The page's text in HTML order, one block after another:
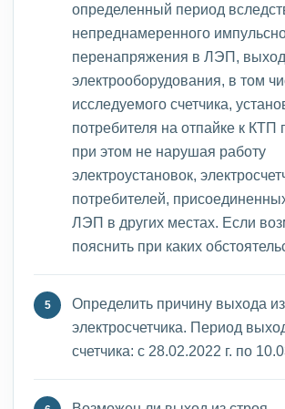
определенный период
непреднамеренного
перенапряжения в ЛЭП, выход
электрооборудования, в том
исследуемого счетчика,
потребителя на отпайке к КТП
при этом не нарушая работу
электроустановок,
потребителей,
ЛЭП в других местах. Если
пояснить при каких
Определить причину выхода
электросчетчика. Период
счетчика: с 28.02.2022 г. по